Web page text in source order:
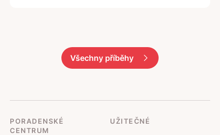
Všechny příběhy
PORADENSKÉ
CENTRUM
UŽITEČNÉ